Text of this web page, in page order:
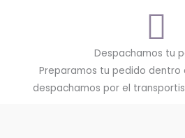
Despachamos tu
Preparamos tu pedido
despachamos por el